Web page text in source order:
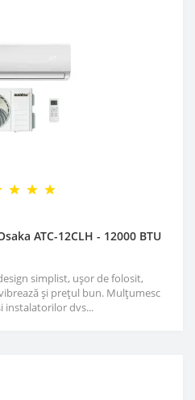
ATC-12CLH - 12000 BTU
simplist, ușor de folosit,
și prețul bun. Mulțumesc
instalatorilor dvs...